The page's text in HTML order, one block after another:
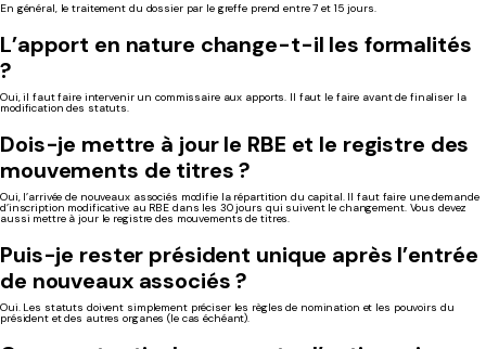
En général, le traitement du dossier par le greffe prend entre 7 et 15 jours.
L’apport en nature change-t-il les formalités
?
Oui, il fautfaire intervenir un commissaire aux apports. Il faut le faire avant de finaliser la
modification des statuts.
Dois-je mettre à jour le RBE et le registre des
mouvements de titres ?
Oui, l’arrivée de nouveaux associés modifie la répartition du capital. Il faut faire une demande
d’inscription modificative au RBE dans les 30 jours qui suivent le changement. Vous devez
aussi mettre à jour le registre des mouvements de titres.
Puis-je rester président unique après l’entrée
de nouveaux associés ?
Oui. Les statuts doivent simplement préciser les règles de nomination et les pouvoirs du
président et des autres organes (le cas échéant).